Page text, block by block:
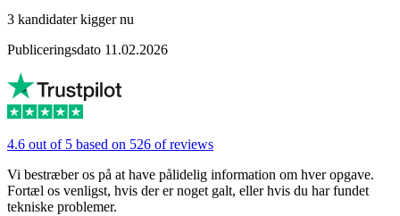
3 kandidater kigger nu
Publiceringsdato 11.02.2026
4.6 out of 5 based on 526 of reviews
Vi bestræber os på at have pålidelig information om hver opgave.
Fortæl os venligst, hvis der er noget galt, eller hvis du har fundet
tekniske problemer.